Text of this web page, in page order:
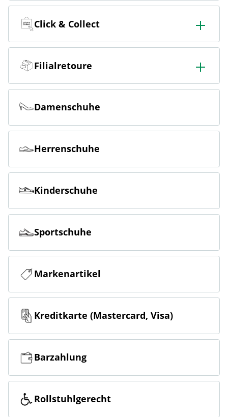
In der Filiale bestellen & in die Filiale oder nach Hause
liefern lassen.
Click & Collect
Online bestellen & kostenlos hier in der Filiale abholen
Filialretoure
Online bestellen & kostenlos in der Filiale zurückgeben
Damenschuhe
Herrenschuhe
Kinderschuhe
Sportschuhe
Markenartikel
Kreditkarte (Mastercard, Visa)
Barzahlung
Rollstuhlgerecht